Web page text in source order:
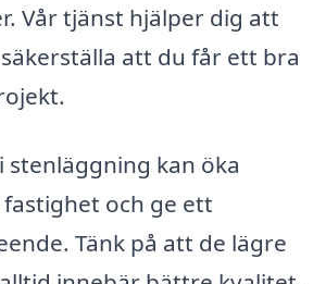
Vår tjänst hjälper dig att
att du får ett bra
stenläggning kan öka
och ge ett
Tänk på att de lägre